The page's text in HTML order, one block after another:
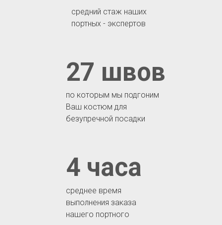
среднее время
выполнения заказа
нашего портного
4 часа
по которым мы подгоним
Ваш костюм для
безупречной посадки
27 швов
средний стаж наших
портных - экспертов